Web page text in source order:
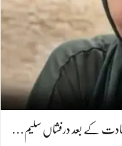
کے بعد درفشاں سلیم…